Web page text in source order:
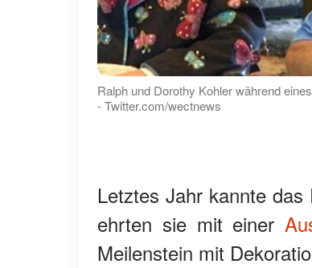
Ralph und Dorothy Kohler während
- Twitter.com/wectnews
Letztes Jahr kannte
ehrten sie mit einer
Meilenstein mit